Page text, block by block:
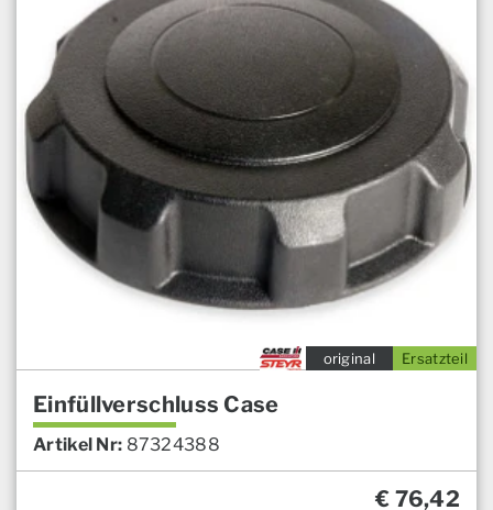
Ersatzteil
original
Einfüllverschluss Case
Artikel Nr: 87324388
€ 76,42